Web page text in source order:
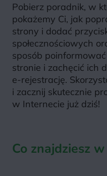
Pobierz poradnik, w
pokażemy Ci, jak
strony i dodać
społecznościowych
sposób
stronie i zachęcić ich
e-rejestrację.
i zacznij skutecznie
w Internecie już dziś!
Co znajdziesz